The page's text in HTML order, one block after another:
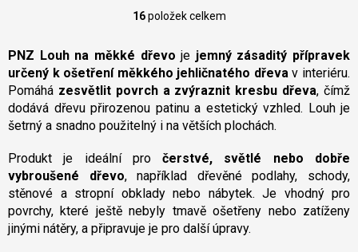
O
l
á
d
a
c
í
r
v
k
y
v
ý
16položek celkem
PNZ Louh na měkké dřevo je jemný zásaditý přípravek
určený k ošetření měkkého jehličnatého dřeva v interiéru.
Pomáhá zesvětlit povrch a zvýraznit kresbu dřeva, čímž
dodává dřevu přirozenou patinu a estetický vzhled. Louh je
šetrný a snadno použitelný i na větších plochách.
Produkt je ideální pročerstvé, světlé nebo dobře
vybroušené dřevo, například dřevěné podlahy, schody,
stěnové a stropní obklady nebo nábytek. Je vhodný pro
povrchy, které ještě nebyly tmavě ošetřeny nebo zatíženy
jinými nátěry, a připravuje je pro další úpravy.